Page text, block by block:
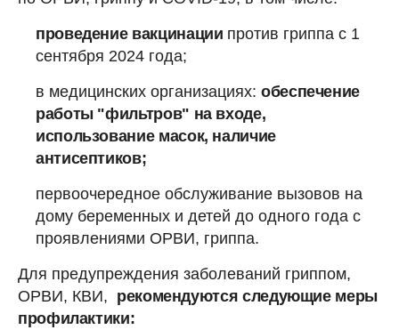
проведение вакцинации против гриппа с 1
сентября 2024 года;
в медицинских организациях: обеспечение
работы "фильтров" на входе,
использование масок, наличие
антисептиков;
первоочередное обслуживание вызовов на
дому беременных и детей до одного года с
проявлениями ОРВИ, гриппа.
Для предупреждения заболеваний гриппом,
ОРВИ, КВИ, рекомендуются следующие меры
профилактики: